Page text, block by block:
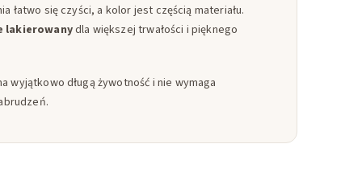
łatwo się czyści, a kolor jest częścią materiału.
lakierowanydla większej trwałości i pięknego
wyjątkowo długą żywotność i nie wymaga